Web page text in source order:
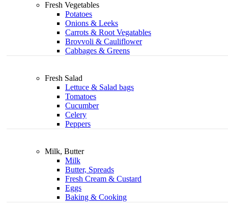
Fresh Vegetables
Potatoes
Onions & Leeks
Carrots & Root Vegatables
Brovvoli & Cauliflower
Cabbages & Greens
Fresh Salad
Lettuce & Salad bags
Tomatoes
Cucumber
Celery
Peppers
Milk, Butter
Milk
Butter, Spreads
Fresh Cream & Custard
Eggs
Baking & Cooking